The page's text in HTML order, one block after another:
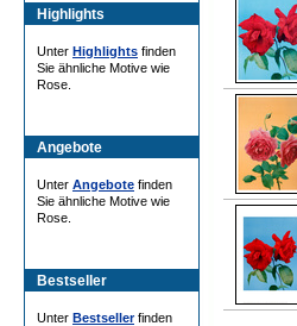
Highlights
Unter Highlights finden
Sie ähnliche Motive wie
Rose.
Angebote
Unter Angebote finden
Sie ähnliche Motive wie
Rose.
Bestseller
Unter Bestsellerfinden